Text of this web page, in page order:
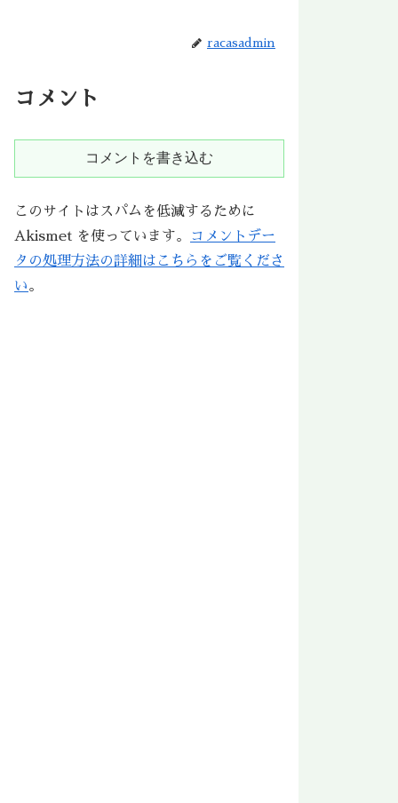
racasadmin
コメント
コメントを書き込む
このサイトはスパムを低減するために
Akismet を使っています。
コメントデー
タの処理方法の詳細はこちらをご覧くださ
い。